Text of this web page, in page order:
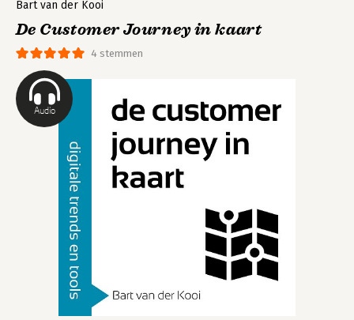
Audio
4 stemmen
Bart van der Kooi
De Customer Journey in kaart